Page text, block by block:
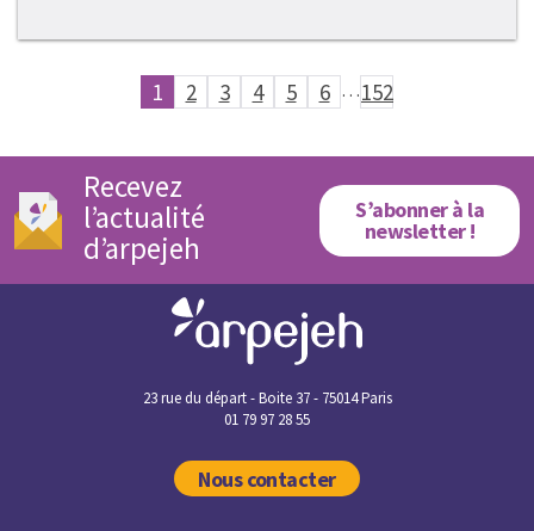
1 2 3 4 5 6 …152
Recevez
l’actualité
d’arpejeh
S’abonner à la
newsletter !
23 rue du départ - Boite 37 - 75014 Paris
01 79 97 28 55
Nous contacter